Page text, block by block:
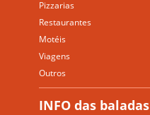
Pizzarias
Restaurantes
Motéis
Viagens
Outros
INFO das baladas